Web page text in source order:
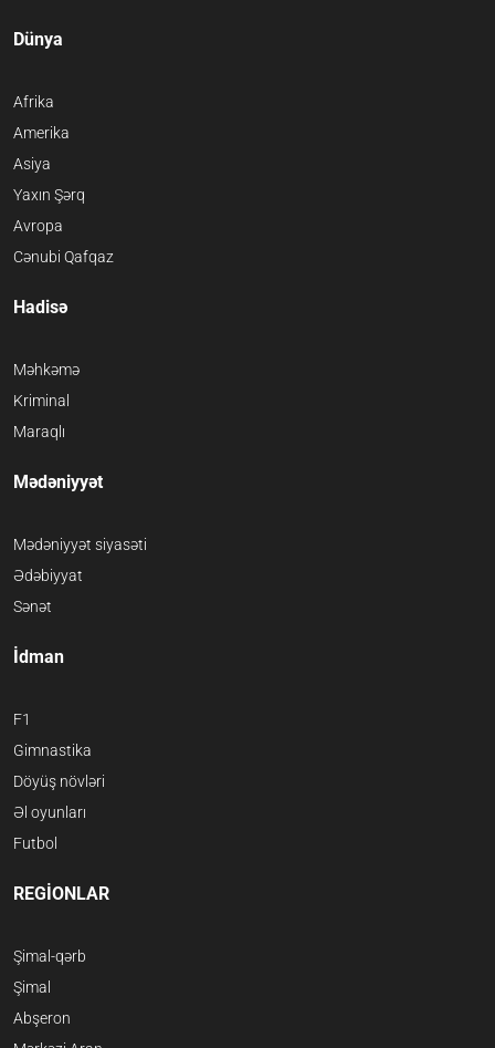
Dünya
Afrika
Amerika
Asiya
Yaxın Şərq
Avropa
Cənubi Qafqaz
Hadisə
Məhkəmə
Kriminal
Maraqlı
Mədəniyyət
Mədəniyyət siyasəti
Ədəbiyyat
Sənət
İdman
F1
Gimnastika
Döyüş növləri
Əl oyunları
Futbol
REGİONLAR
Şimal-qərb
Şimal
Abşeron